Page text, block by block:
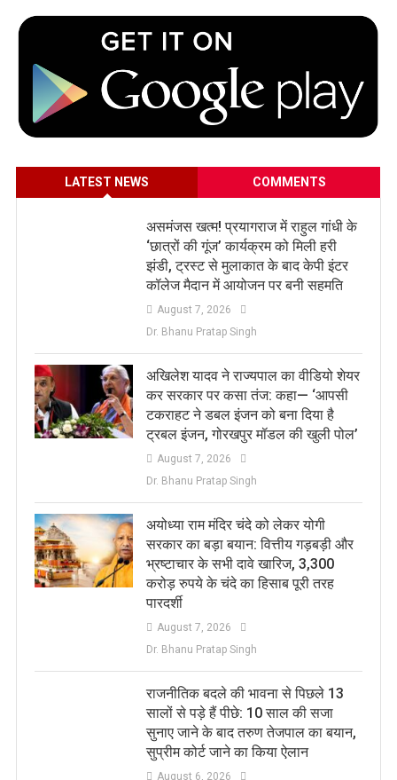
LATEST NEWS COMMENTS
असमंजस खत्म! प्रयागराज में राहुल गांधी के
‘छात्रों की गूंज’ कार्यक्रम को मिली हरी
झंडी, ट्रस्ट से मुलाकात के बाद केपी इंटर
कॉलेज मैदान में आयोजन पर बनी सहमति
August 7, 2026
Dr. Bhanu Pratap Singh
अखिलेश यादव ने राज्यपाल का वीडियो शेयर
कर सरकार पर कसा तंज: कहा— ‘आपसी
टकराहट ने डबल इंजन को बना दिया है
ट्रबल इंजन, गोरखपुर मॉडल की खुली पोल’
August 7, 2026
Dr. Bhanu Pratap Singh
अयोध्या राम मंदिर चंदे को लेकर योगी
सरकार का बड़ा बयान: वित्तीय गड़बड़ी और
भ्रष्टाचार के सभी दावे खारिज, 3,300
करोड़ रुपये के चंदे का हिसाब पूरी तरह
पारदर्शी
August 7, 2026
Dr. Bhanu Pratap Singh
राजनीतिक बदले की भावना से पिछले 13
सालों से पड़े हैं पीछे: 10 साल की सजा
सुनाए जाने के बाद तरुण तेजपाल का बयान,
सुप्रीम कोर्ट जाने का किया ऐलान
August 6, 2026